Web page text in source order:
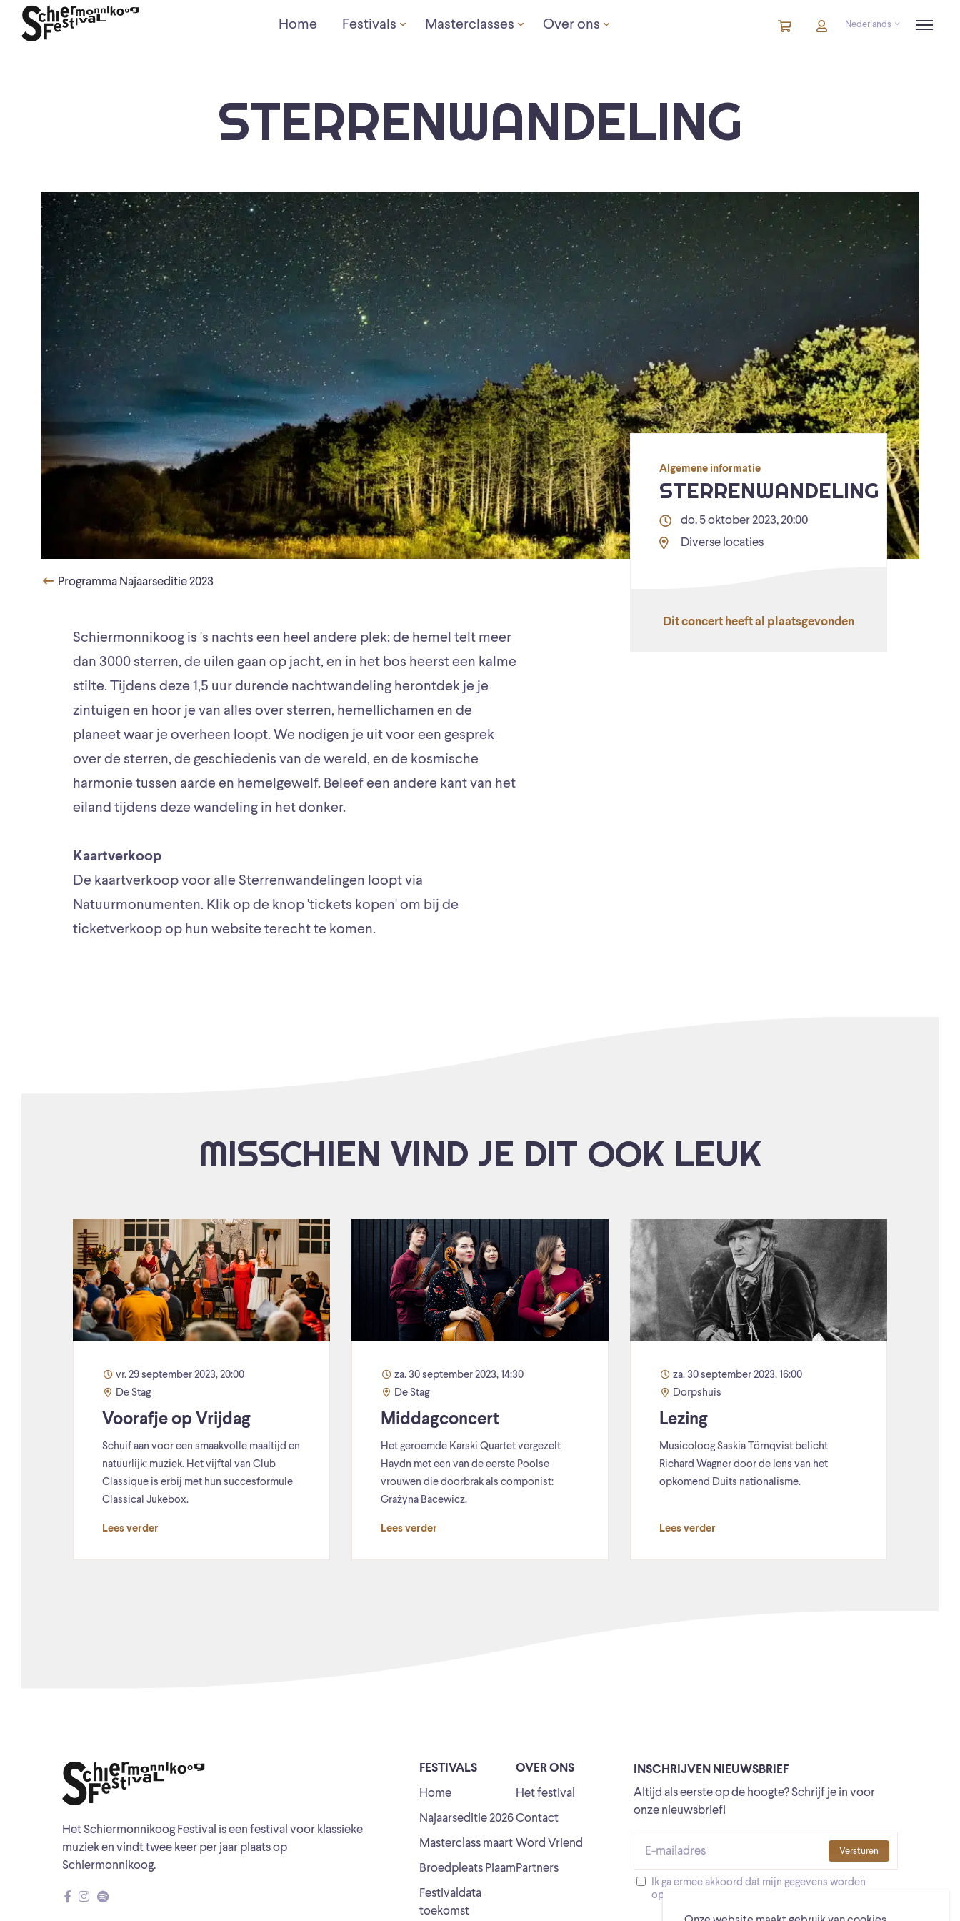
Home Festivals Masterclasses Over ons Winkelmandje
artikelenAccountNederlands
STERRENWANDELING
Programma Najaarseditie 2023
Schiermonnikoog is 's nachts een heel andere plek: de hemel telt meer
dan 3000 sterren, de uilen gaan op jacht, en in het bos heerst een kalme
stilte. Tijdens deze 1,5 uur durende nachtwandeling herontdek je je
zintuigen en hoor je van alles over sterren, hemellichamen en de
planeet waar je overheen loopt. We nodigen je uit voor een gesprek
over de sterren, de geschiedenis van de wereld, en de kosmische
harmonie tussen aarde en hemelgewelf. Beleef een andere kant van het
eiland tijdens deze wandeling in het donker.
Kaartverkoop
De kaartverkoop voor alle Sterrenwandelingen loopt via
Natuurmonumenten. Klik op de knop 'tickets kopen' om bij de
ticketverkoop op hun website terecht te komen.
Algemene informatie
STERRENWANDELING
do. 5 oktober 2023, 20:00
Diverse locaties
Dit concert heeft al plaatsgevonden
MISSCHIEN VIND JE DIT OOK LEUK
vr. 29 september 2023, 20:00
De Stag
Voorafje op Vrijdag
Schuif aan voor een smaakvolle maaltijd en
natuurlijk: muziek. Het vijftal van Club
Classique is erbij met hun succesformule
Classical Jukebox.
Lees verder
za. 30 september 2023, 14:30
De Stag
Middagconcert
Het geroemde Karski Quartet vergezelt
Haydn met een van de eerste Poolse
vrouwen die doorbrak als componist:
Grażyna Bacewicz.
Lees verder
za. 30 september 2023, 16:00
Dorpshuis
Lezing
Musicoloog Saskia Törnqvist belicht
Richard Wagner door de lens van het
opkomend Duits nationalisme.
Lees verder
Het Schiermonnikoog Festival is een festival voor klassieke
muziek en vindt twee keer per jaar plaats op
Schiermonnikoog.
FESTIVALS
Home
Najaarseditie 2026
Masterclass maart
Broedpleats Piaam
Festivaldata
toekomst
OVER ONS
Het festival
Contact
Word Vriend
Partners
INSCHRIJVEN NIEUWSBRIEF
Altijd als eerste op de hoogte? Schrijf je in voor
onze nieuwsbrief!
Ik ga ermee akkoord dat mijn gegevens worden
opgeslagen
Versturen